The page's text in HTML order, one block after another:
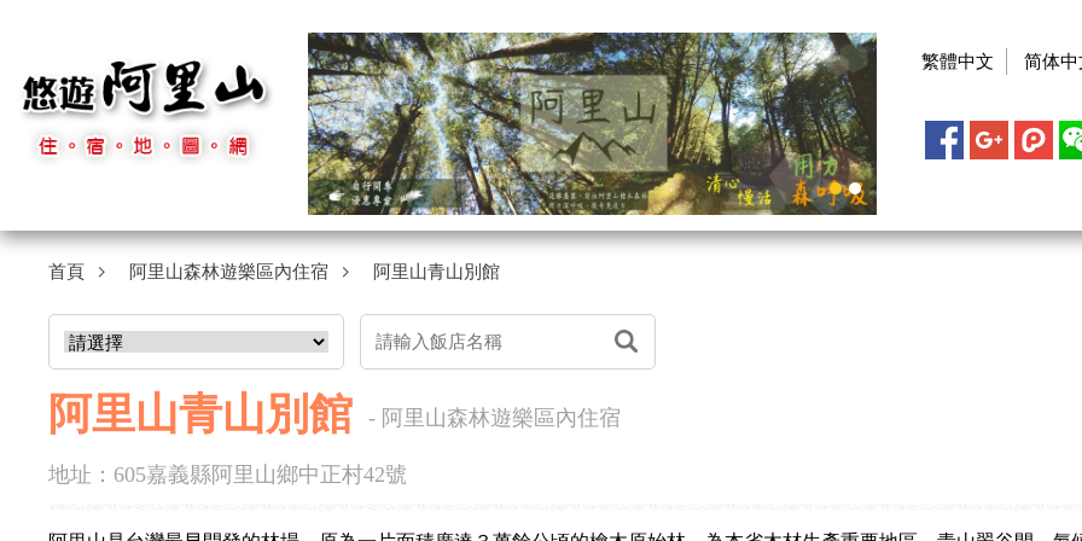
繁體中文 简体中
首頁 阿里山森林遊樂區內住宿 阿里山青山別館
阿里山青山別館 - 阿里山森林遊樂區內住宿
地址：605嘉義縣阿里山鄉中正村42號